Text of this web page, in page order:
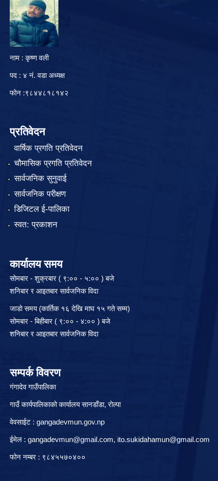
नाम : कृष्ण वली
पद : ४ नं. वडा अध्यक्ष
फोन :९८४४८१८१४२
प्रतिवेदन
वार्षिक प्रगति प्रतिवेदन
चौमासिक प्रगति प्रतिवेदन
सार्वजनिक सुनुवाई
सार्वजनिक परीक्षण
डिजिटल ई-पालिका
स्वत: प्रकाशन
कार्यालय समय
सोमबार - शुक्रबार ( ९:०० - ५:०० ) बजे
शनिबार र आइतबार सार्वजनिक विदा
जाडो समय (कार्तिक १६ देखि माघ १५ गते सम्म)
सोमबार - बिहीबार ( ९:०० - ४:०० ) बजे
शनिबार र आइतबार सार्वजनिक विदा
सम्पर्क विवरण
गंगादेव गाउँपालिका
गाउँ कार्यपालिकाको कार्यालय सानडाँडा, रो‍‍ल्पा
वेवसाईट : gangadevmun.gov.np
ईमेल : gangadevmun@gmail.com, ito.sukidahamun@gmail.com
फोन नम्बर : ९८४५५७०४००